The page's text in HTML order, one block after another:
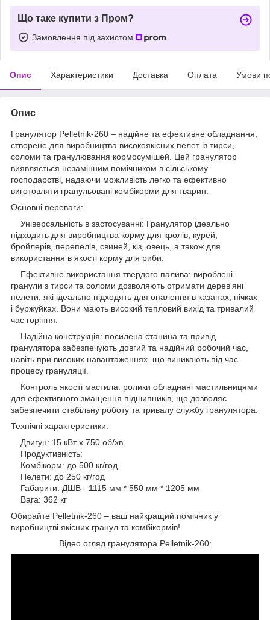
Що таке купити з Пром?
Замовлення під захистом
Опис Характеристики Доставка Оплата Умови
Опис
Гранулятор Pelletnik-260 – надійне та ефективне обладнання,
створене для виробництва високоякісних пелет із тирси,
соломи та гранулювання кормосумішей. Цей гранулятор
виявляється незамінним помічником в сільському
господарстві, надаючи можливість легко та ефективно
виготовляти гранульовані комбікорми для тварин.
Основні переваги:
Універсальність в застосуванні: Гранулятор ідеально
підходить для виробництва корму для кролів, курей,
бройлерів, перепелів, свиней, кіз, овець, а також для
використання в якості корму для риби.
Ефективне використання твердого палива: вироблені
гранули з тирси та соломи дозволяють отримати дерев'яні
пелети, які ідеально підходять для опалення в казанах, пічках
і буржуйках. Вони мають високий тепловий вихід та тривалий
час горіння.
Надійна конструкція: посилена станина та привід
гранулятора забезпечують довгий та надійний робочий час,
навіть при високих навантаженнях, що виникають під час
процесу грануляції.
Контроль якості мастила: ролики обладнані мастильницями
для ефективного змащення підшипників, що дозволяє
забезпечити стабільну роботу та тривалу службу гранулятора.
Технічні характеристики:
Двигун: 15 кВт х 750 об/хв
Продуктивність:
Комбікорм: до 500 кг/год
Пелети: до 250 кг/год
Габарити: ДШВ - 1115 мм * 550 мм * 1205 мм
Вага: 362 кг
Обирайте Pelletnik-260 – ваш найкращий помічник у
виробництві якісних гранул та комбікормів!
Відео огляд гранулятора Pelletnik-260: